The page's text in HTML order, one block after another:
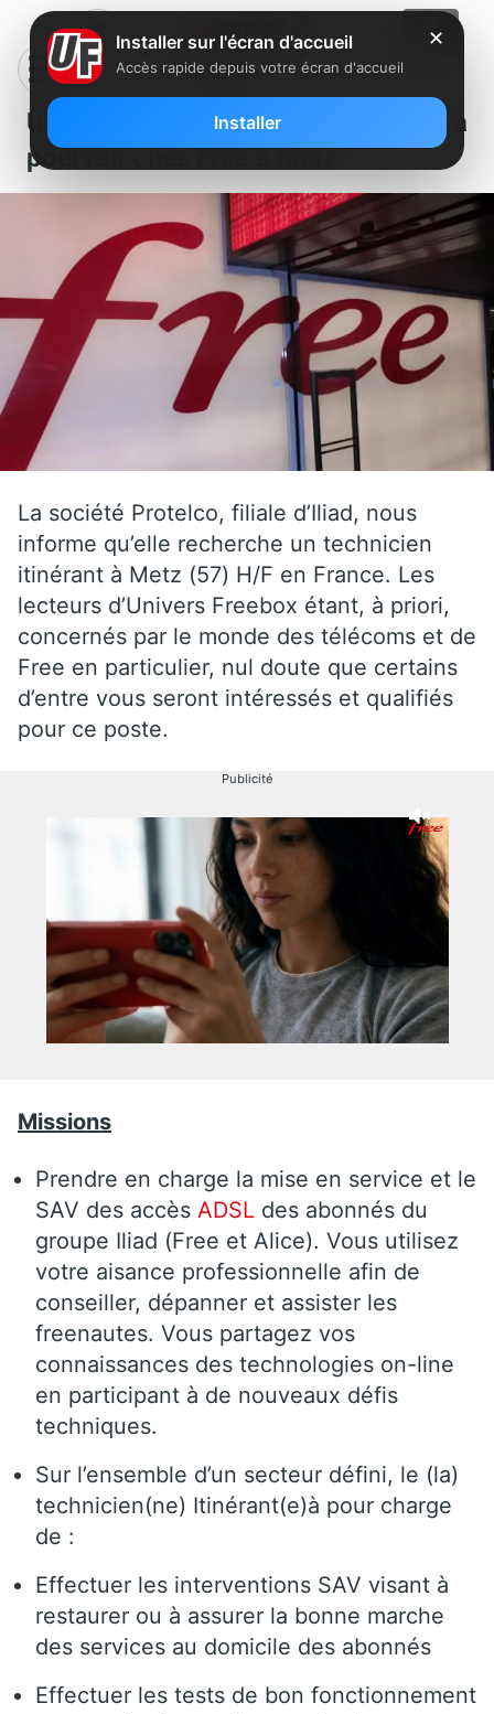
Un poste de technicien itinérant est à
pourvoir chez Free à Metz
La société Protelco, filiale d’Iliad, nous
informe qu’elle recherche un technicien
itinérant à Metz (57) H/F en France. Les
lecteurs d’Univers Freebox étant, à priori,
concernés par le monde des télécoms et de
Free en particulier, nul doute que certains
d’entre vous seront intéressés et qualifiés
pour ce poste.
Publicité
Missions
Prendre en charge la mise en service et le
SAV des accès ADSL des abonnés du
groupe Iliad (Free et Alice). Vous utilisez
votre aisance professionnelle afin de
conseiller, dépanner et assister les
freenautes. Vous partagez vos
connaissances des technologies on-line
en participant à de nouveaux défis
techniques.
Sur l’ensemble d’un secteur défini, le (la)
technicien(ne) Itinérant(e)à pour charge
de :
Effectuer les interventions SAV visant à
restaurer ou à assurer la bonne marche
des services au domicile des abonnés
Effectuer les tests de bon fonctionnement
✕
Installer sur l'écran d'accueil
Accès rapide depuis votre écran d'accueil
Installer